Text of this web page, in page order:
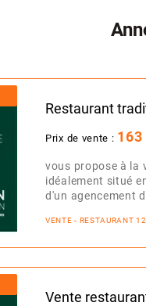
Restaurant
Prix de vente : 163
vous propose à la
idéalement situé
d'un agencement
VENTE - RESTAURANT
Vente